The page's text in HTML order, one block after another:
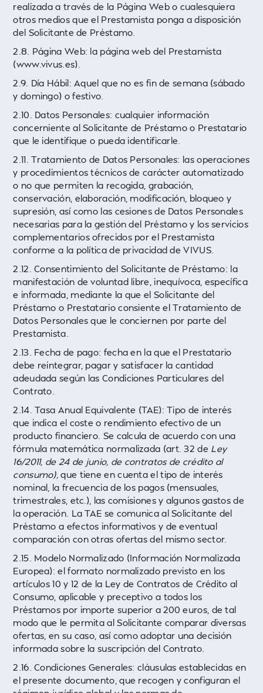
realizada a través de la Página Web o cualesquiera
otros medios que el Prestamista ponga a disposición
del Solicitante de Préstamo.
2.8. Página Web: la página web del Prestamista
(www.vivus.es).
2.9. Día Hábil: Aquel que no es fin de semana (sábado
y domingo) o festivo.
2.10. Datos Personales: cualquier información
concerniente al Solicitante de Préstamo o Prestatario
que le identifique o pueda identificarle.
2.11. Tratamiento de Datos Personales: las operaciones
y procedimientos técnicos de carácter automatizado
o no que permiten la recogida, grabación,
conservación, elaboración, modificación, bloqueo y
supresión, así como las cesiones de Datos Personales
necesarias para la gestión del Préstamo y los servicios
complementarios ofrecidos por el Prestamista
conforme a la política de privacidad de VIVUS.
2.12. Consentimiento del Solicitante de Préstamo: la
manifestación de voluntad libre, inequívoca, específica
e informada, mediante la que el Solicitante del
Préstamo o Prestatario consiente el Tratamiento de
Datos Personales que le conciernen por parte del
Prestamista.
2.13. Fecha de pago: fecha en la que el Prestatario
debe reintegrar, pagar y satisfacer la cantidad
adeudada según las Condiciones Particulares del
Contrato.
2.14. Tasa Anual Equivalente (TAE): Tipo de interés
que indica el coste o rendimiento efectivo de un
producto financiero. Se calcula de acuerdo con una
fórmula matemática normalizada (art. 32 de Ley
16/2011, de 24 de junio, de contratos de crédito al
consumo), que tiene en cuenta el tipo de interés
nominal, la frecuencia de los pagos (mensuales,
trimestrales, etc.), las comisiones y algunos gastos de
la operación. La TAE se comunica al Solicitante del
Préstamo a efectos informativos y de eventual
comparación con otras ofertas del mismo sector.
2.15. Modelo Normalizado (Información Normalizada
Europea): el formato normalizado previsto en los
artículos 10 y 12 de la Ley de Contratos de Crédito al
Consumo, aplicable y preceptivo a todos los
Préstamos por importe superior a 200 euros, de tal
modo que le permita al Solicitante comparar diversas
ofertas, en su caso, así como adoptar una decisión
informada sobre la suscripción del Contrato.
2.16. Condiciones Generales: cláusulas establecidas en
el presente documento, que recogen y configuran el